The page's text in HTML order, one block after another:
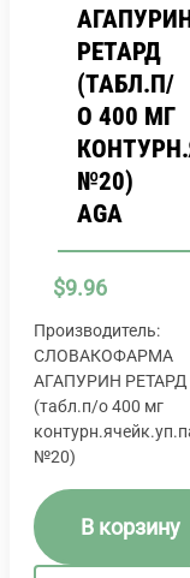
РЕТАРД
(ТАБЛ.П/
О 400 МГ
№20)
AGA
$9.96
Производитель:
СЛОВАКОФАРМА
АГАПУРИН РЕТАРД
(табл.п/о 400 мг
№20)
В корзину